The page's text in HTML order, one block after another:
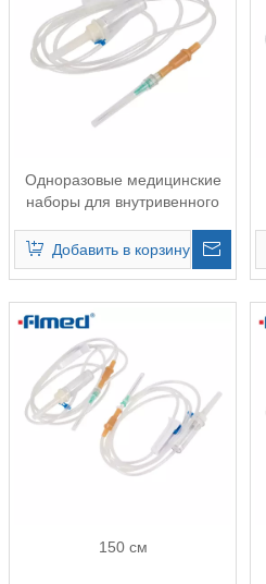
Одноразовые медицинские
наборы для внутривенного
Добавить в корзину
150 см